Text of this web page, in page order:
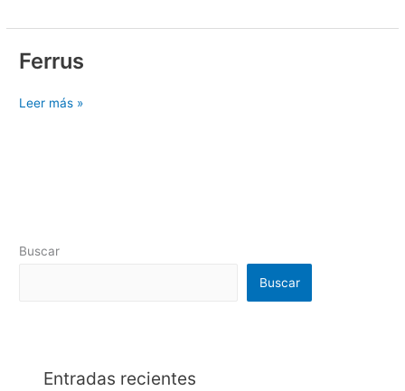
Ferrus
Ferrus
Leer más »
Buscar
Buscar
Entradas recientes